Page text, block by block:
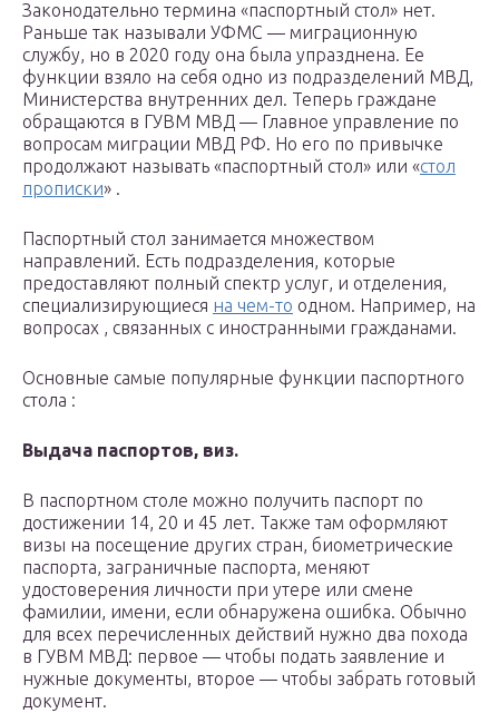
Законодательно термина «паспортный стол» нет.
Раньше так называли УФМС — миграционную
службу, но в 2020 году она была упразднена. Ее
функции взяло на себя одно из подразделений МВД,
Министерства внутренних дел. Теперь граждане
обращаются в ГУВМ МВД — Главное управление по
вопросам миграции МВД РФ. Но его по привычке
продолжают называть «паспортный стол» или «стол
прописки» .
Паспортный стол занимается множеством
направлений. Есть подразделения, которые
предоставляют полный спектр услуг, и отделения,
специализирующиеся на чем-то одном. Например, на
вопросах , связанных с иностранными гражданами.
Основные самые популярные функции паспортного
стола :
Выдача паспортов, виз.
В паспортном столе можно получить паспорт по
достижении 14, 20 и 45 лет. Также там оформляют
визы на посещение других стран, биометрические
паспорта, заграничные паспорта, меняют
удостоверения личности при утере или смене
фамилии, имени, если обнаружена ошибка. Обычно
для всех перечисленных действий нужно два похода
в ГУВМ МВД: первое — чтобы подать заявление и
нужные документы, второе — чтобы забрать готовый
документ.